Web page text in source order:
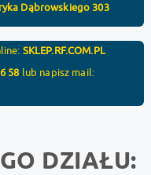
Dąbrowskiego 303
SKLEP.RF.COM.PL
58 lub napisz mail:
DZIAŁU: